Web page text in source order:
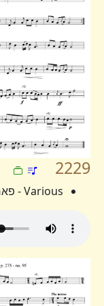
2229
Various - פארשיידענע